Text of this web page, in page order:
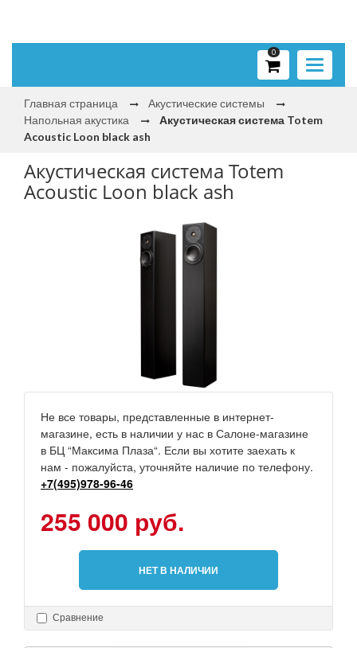
Toggle
0
Главная страница
Акустические системы
Напольная акустика
Акустическая система Totem
Acoustic Loon black ash
Акустическая система Totem
Acoustic Loon black ash
Не все товары, представленные в интернет-
магазине, есть в наличии у нас в Салоне-магазине
в БЦ “Максима Плаза“. Если вы хотите заехать к
нам - пожалуйста, уточняйте наличие по телефону.
+7(495)978-96-46
255 000 руб.
НЕТ В НАЛИЧИИ
Сравнение